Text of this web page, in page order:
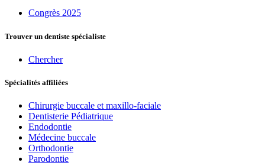
Congrès 2025
Trouver un dentiste spécialiste
Chercher
Spécialités affiliées
Chirurgie buccale et maxillo-faciale
Dentisterie Pédiatrique
Endodontie
Médecine buccale
Orthodontie
Parodontie